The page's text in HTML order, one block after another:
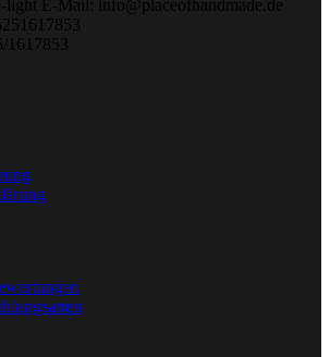
E-Mail: info@placeofhandmade.de
1617853